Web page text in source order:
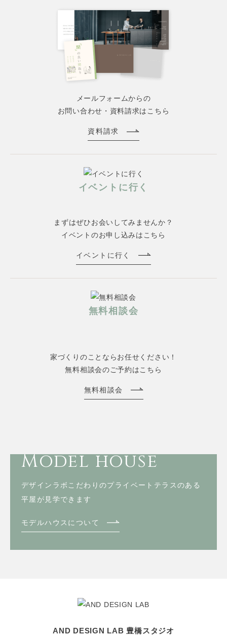
メールフォームからの
お問い合わせ・資料請求はこちら
資料請求
イベントに行く
まずはぜひお会いしてみませんか？
イベントのお申し込みはこちら
イベントに行く
無料相談会
家づくりのことならお任せください！
無料相談会のご予約はこちら
無料相談会
Model house
デザインラボこだわりのプライベートテラスのある
平屋が見学できます
モデルハウスについて
AND DESIGN LAB 豊橋スタジオ